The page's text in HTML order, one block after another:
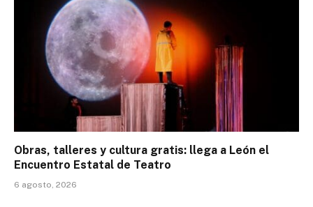
Obras, talleres y cultura gratis: llega a León el
Encuentro Estatal de Teatro
6 agosto, 2026